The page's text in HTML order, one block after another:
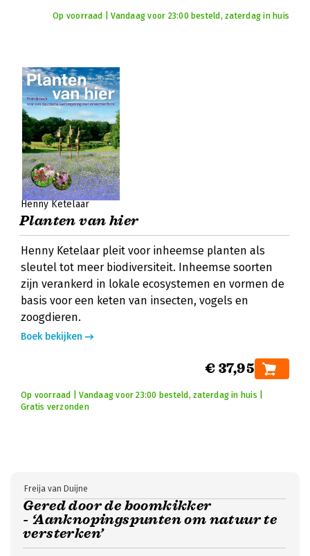
Op voorraad | Vandaag voor 23:00 besteld, zaterdag in huis
Henny Ketelaar
Planten van hier
Henny Ketelaar pleit voor inheemse planten als
sleutel tot meer biodiversiteit. Inheemse soorten
zijn verankerd in lokale ecosystemen en vormen de
basis voor een keten van insecten, vogels en
zoogdieren.
Boek bekijken
€ 37,95
Op voorraad | Vandaag voor 23:00 besteld, zaterdag in huis |
Gratis verzonden
Gered door de boomkikker
- ‘Aanknopingspunten om natuur te
versterken’
Freija van Duijne